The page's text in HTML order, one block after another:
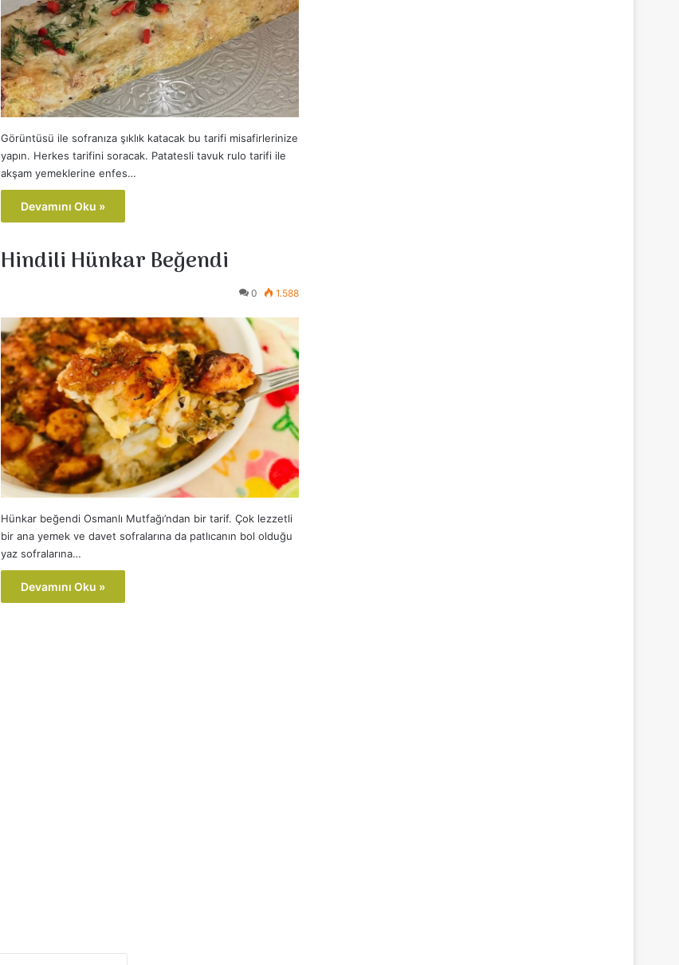
Görüntüsü ile sofranıza şıklık katacak bu tarifi misafirlerinize
yapın. Herkes tarifini soracak. Patatesli tavuk rulo tarifi ile
akşam yemeklerine enfes…
Devamını Oku »
Hindili Hünkar Beğendi
0 1.588
Hünkar beğendi Osmanlı Mutfağı’ndan bir tarif. Çok lezzetli
bir ana yemek ve davet sofralarına da patlıcanın bol olduğu
yaz sofralarına…
Devamını Oku »